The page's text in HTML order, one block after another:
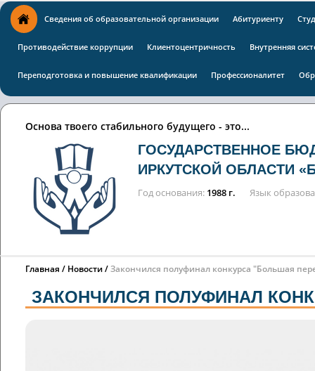
Сведения об образовательной организации Абитуриенту
Противодействие коррупции Клиентоцентричность Внутренняя
Переподготовка и повышение квалификации Профессионалитет
Основа твоего стабильного будущего - это...
ГОСУДАРСТВЕННОЕ
ИРКУТСКОЙ ОБЛАСТИ
Год основания 1988 г. Язык
Главная Новости Закончился полуфинал конкурса "Большая
ЗАКОНЧИЛСЯ ПОЛУФИНАЛ